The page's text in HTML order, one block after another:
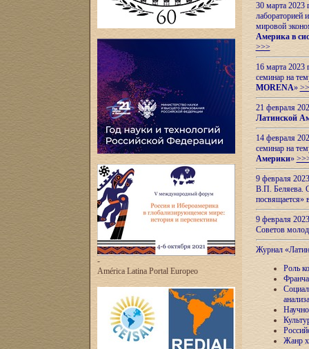
-
América Latina Portal Europeo
30 марта 2023
лабораторией
мировой
Америка в
>>>
16 марта 2023
семинар на
MORENA»
21 февраля
Латинской
14 февраля
семинар на
Америки»
9 февраля
В.П. Беляева.
посвящается»
9 февраля
Советов
Журнал
Роль
анализа
Жанр